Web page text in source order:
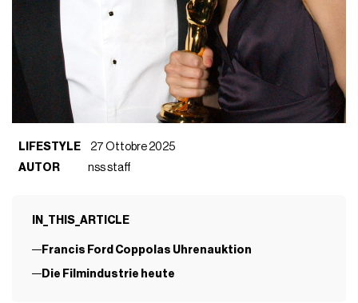
LIFESTYLE
27 Ottobre 2025
AUTOR
nss staff
IN_THIS_ARTICLE
Francis Ford Coppolas Uhrenauktion
Die Filmindustrie heute